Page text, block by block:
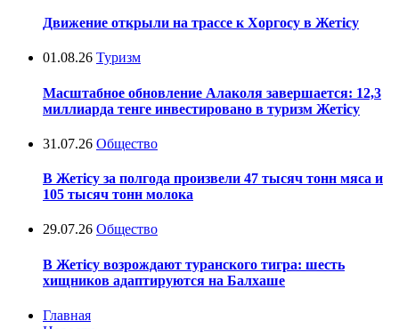
Движение открыли на трассе к Хоргосу в Жетісу
01.08.26 Туризм
Масштабное обновление Алаколя завершается: 12,3
миллиарда тенге инвестировано в туризм Жетісу
31.07.26 Общество
В Жетісу за полгода произвели 47 тысяч тонн мяса и
105 тысяч тонн молока
29.07.26 Общество
В Жетісу возрождают туранского тигра: шесть
хищников адаптируются на Балхаше
Главная